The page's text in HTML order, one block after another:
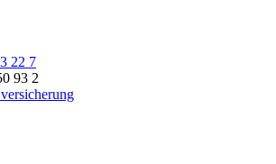
22 7
93 2